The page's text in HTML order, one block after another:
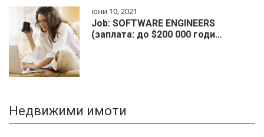
юни 10, 2021
Job: SOFTWARE ENGINEERS
(заплата: до $200 000 годи…
Недвижими имоти